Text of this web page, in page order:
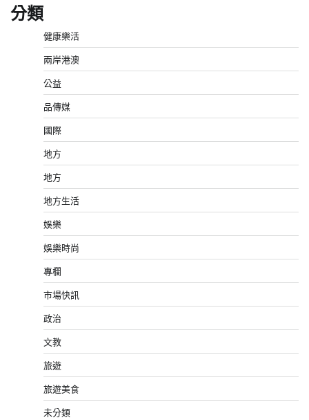
分類
健康樂活
兩岸港澳
公益
品傳媒
國際
地方
地方
地方生活
娛樂
娛樂時尚
專欄
市場快訊
政治
文教
旅遊
旅遊美食
未分類